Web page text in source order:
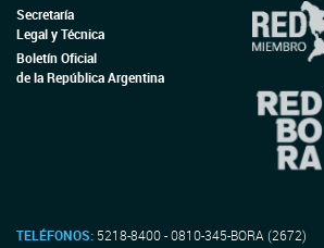
Secretaría
Legal y Técnica
Boletín Oficial
de la República Argentina
TELÉFONOS: 5218-8400 - 0810-345-BORA (2672)